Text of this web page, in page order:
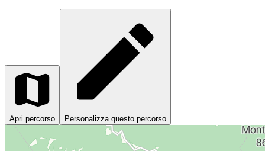
Apri percorso Personalizza questo percorso